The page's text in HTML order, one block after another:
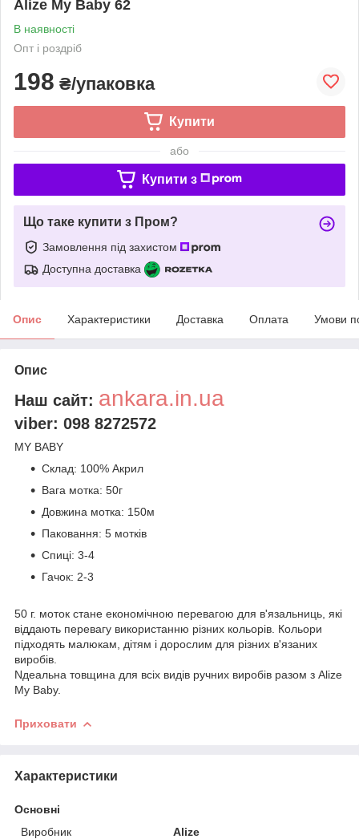
Alize My Baby 62
В наявності
Опт і роздріб
198 ₴/упаковка
Купити
або
Купити з
Що таке купити з Пром?
Замовлення під захистом
Доступна доставка
Опис Характеристики Доставка Оплата Умови
Опис
Наш сайт: ankara.in.ua
viber: 098 8272572
MY BABY
Склад: 100% Акрил
Вага мотка: 50г
Довжина мотка: 150м
Паковання: 5 мотків
Спиці: 3-4
Гачок: 2-3
50 г. моток стане економічною перевагою для в'язальниць, які
віддають перевагу використанню різних кольорів. Кольори
підходять малюкам, дітям і дорослим для різних в'язаних
виробів.
Nдеальна товщина для всіх видів ручних виробів разом з Alize
My Baby.
Приховати
Характеристики
Основні
Виробник
Alize